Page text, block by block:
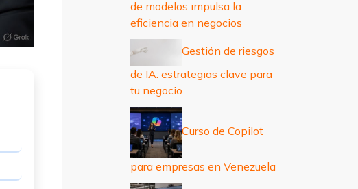
de modelos impulsa la
eficiencia en negocios
Gestión de riesgos
de IA: estrategias clave para
tu negocio
Curso de Copilot
para empresas en Venezuela